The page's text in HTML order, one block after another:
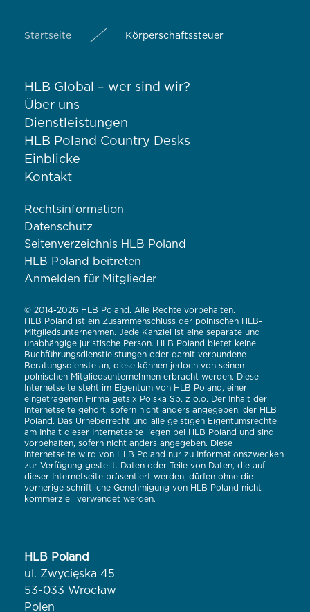
Startseite Körperschaftssteuer
HLB Global – wer sind wir?
Über uns
Dienstleistungen
HLB Poland Country Desks
Einblicke
Kontakt
Rechtsinformation
Datenschutz
Seitenverzeichnis HLB Poland
HLB Poland beitreten
Anmelden für Mitglieder
© 2014-2026 HLB Poland. Alle Rechte vorbehalten.
HLB Poland ist ein Zusammenschluss der polnischen HLB-
Mitgliedsunternehmen. Jede Kanzlei ist eine separate und
unabhängige juristische Person. HLB Poland bietet keine
Buchführungsdienstleistungen oder damit verbundene
Beratungsdienste an, diese können jedoch von seinen
polnischen Mitgliedsunternehmen erbracht werden. Diese
Internetseite steht im Eigentum von HLB Poland, einer
eingetragenen Firma getsix Polska Sp. z o.o. Der Inhalt der
Internetseite gehört, sofern nicht anders angegeben, der HLB
Poland. Das Urheberrecht und alle geistigen Eigentumsrechte
am Inhalt dieser Internetseite liegen bei HLB Poland und sind
vorbehalten, sofern nicht anders angegeben. Diese
Internetseite wird von HLB Poland nur zu Informationszwecken
zur Verfügung gestellt. Daten oder Teile von Daten, die auf
dieser Internetseite präsentiert werden, dürfen ohne die
vorherige schriftliche Genehmigung von HLB Poland nicht
kommerziell verwendet werden.
HLB Poland
ul. Zwycięska 45
53-033 Wrocław
Polen